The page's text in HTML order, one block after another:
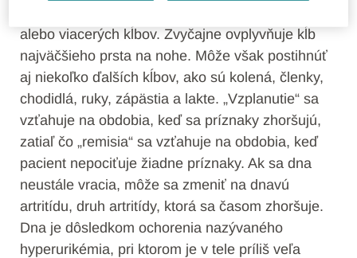
alebo viacerých kĺbov. Zvyčajne ovplyvňuje kĺb
najväčšieho prsta na nohe. Môže však postihnúť
aj niekoľko ďalších kĺbov, ako sú kolená, členky,
chodidlá, ruky, zápästia a lakte. „Vzplanutie“ sa
vzťahuje na obdobia, keď sa príznaky zhoršujú,
zatiaľ čo „remisia“ sa vzťahuje na obdobia, keď
pacient nepociťuje žiadne príznaky. Ak sa dna
neustále vracia, môže sa zmeniť na dnavú
artritídu, druh artritídy, ktorá sa časom zhoršuje.
Dna je dôsledkom ochorenia nazývaného
hyperurikémia, pri ktorom je v tele príliš veľa